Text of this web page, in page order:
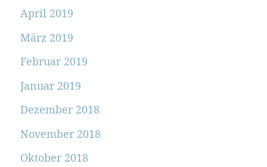
April 2019
März 2019
Februar 2019
Januar 2019
Dezember 2018
November 2018
Oktober 2018